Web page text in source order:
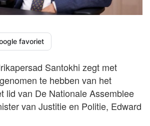
favoriet
Santokhi zegt met
te hebben van het
lid van De Nationale Assemblee
van Justitie en Politie, Edward